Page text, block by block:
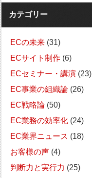
カテゴリー
ECの未来 (31)
ECサイト制作 (6)
ECセミナー・講演 (23)
EC事業の組織論 (26)
EC戦略論 (50)
EC業務の効率化 (24)
EC業界ニュース (18)
お客様の声 (4)
判断力と実行力 (25)